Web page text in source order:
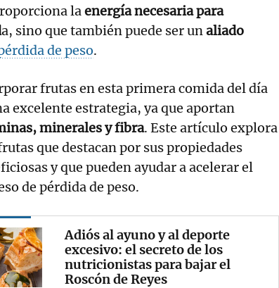
laenergía necesaria para
a, sino que también puede ser unaliado
de peso.
frutas en esta primera comida del día
excelente estrategia, ya que aportan
minerales y fibra. Este artículo explora
que destacan por sus propiedades
y que pueden ayudar a acelerar el
de pérdida de peso.
Adiós al ayuno y al deporte
excesivo: el secreto de los
nutricionistas para bajar el
Roscón de Reyes